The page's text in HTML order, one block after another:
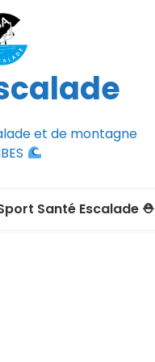
et de montagne
Santé Escalade ⛑